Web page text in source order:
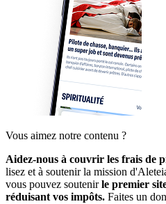
Vous aimez notre contenu ?
Aidez-nous à couvrir les frais de
lisez et à soutenir la mission
vous pouvez soutenirle premier
réduisant vos impôts. Faites un